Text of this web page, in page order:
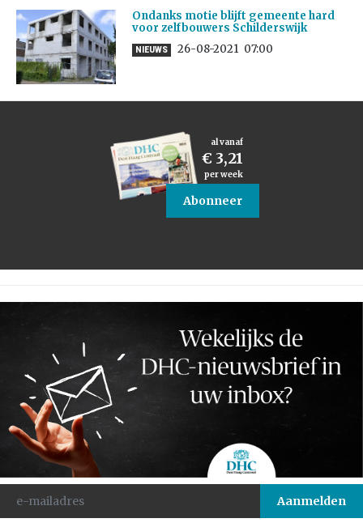
Ondanks motie blijft gemeente hard
voor zelfbouwers Schilderswijk
NIEUWS 26-08-2021 07:00
al vanaf
€ 3,21
per week
Abonneer